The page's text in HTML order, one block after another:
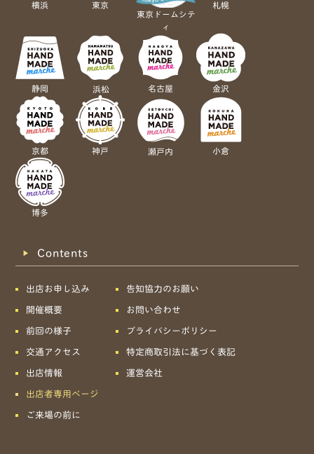
横浜
東京
東京ドームシテ
ィ
札幌
静岡 浜松 名古屋 金沢
京都 神戸 瀬戸内 小倉
博多
Contents
出店お申し込み
開催概要
前回の様子
交通アクセス
出店情報
出店者専用ページ
ご来場の前に
告知協力のお願い
お問い合わせ
プライバシーポリシー
特定商取引法に基づく表記
運営会社